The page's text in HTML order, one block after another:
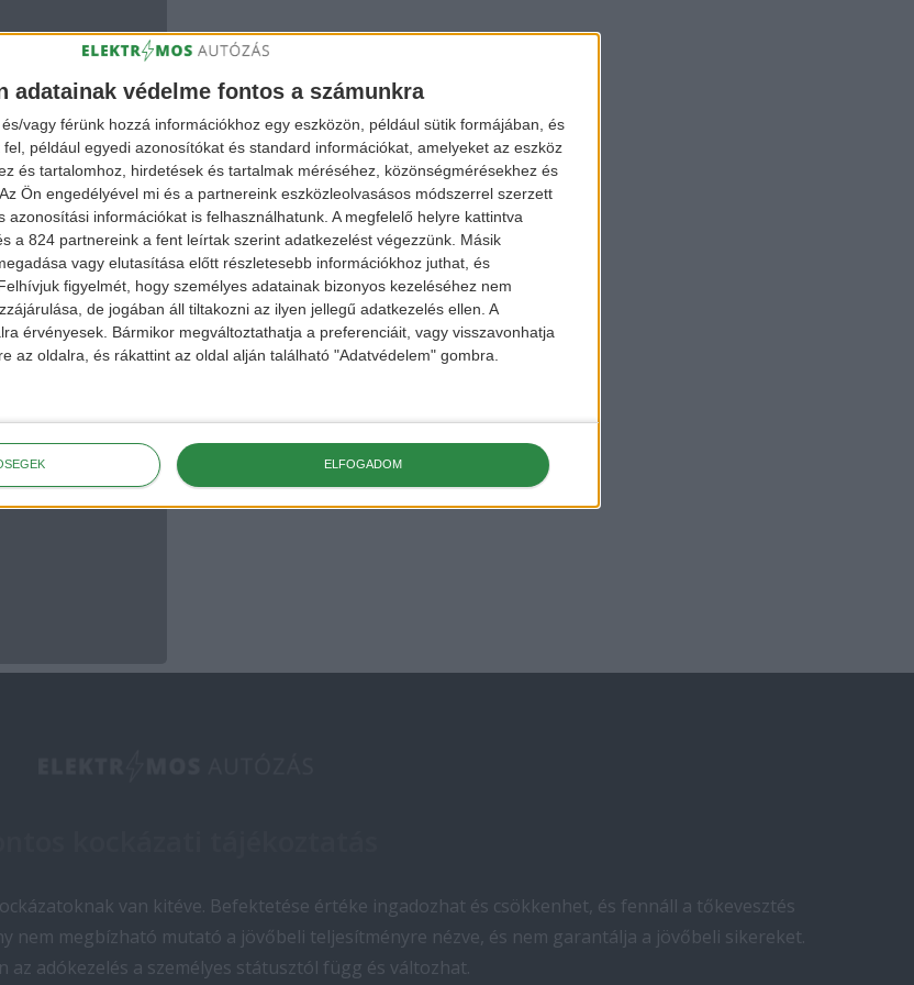
adatainak védelme fontos a számunkra
vagy férünk hozzá információkhoz egy eszközön, például sütik formájában, és
például egyedi azonosítókat és standard információkat, amelyeket az eszköz
és tartalomhoz, hirdetések és tartalmak méréséhez, közönségmérésekhez és
Az Ön engedélyével mi és a partnereink eszközleolvasásos módszerrel szerzett
azonosítási információkat is felhasználhatunk. A megfelelő helyre kattintva
a 824 partnereink a fent leírtak szerint adatkezelést végezzünk. Másik
vagy elutasítása előtt részletesebb információkhoz juthat, és
figyelmét, hogy személyes adatainak bizonyos kezeléséhez nem
de jogában áll tiltakozni az ilyen jellegű adatkezelés ellen. A
érvényesek. Bármikor megváltoztathatja a preferenciáit, vagy visszavonhatja
az oldalra, és rákattint az oldal alján található "Adatvédelem" gombra.
ELFOGADOM
van kitéve. Befektetése értéke ingadozhat és csökkenhet, és fennáll a tőkevesztés
nem megbízható mutató a jövőbeli teljesítményre nézve, és nem garantálja a jövőbeli sikereket.
az adókezelés a személyes státusztól függ és változhat.